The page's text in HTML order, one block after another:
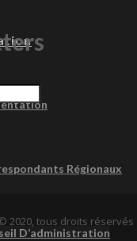
Régionaux
D’administration
2020, tous droits réservés